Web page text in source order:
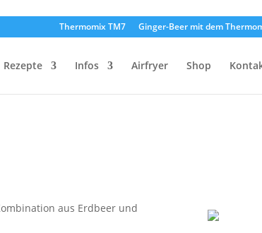
Thermomix TM7 Ginger-Beer mit dem
Rezepte Infos Airfryer Shop
aus Erdbeer und